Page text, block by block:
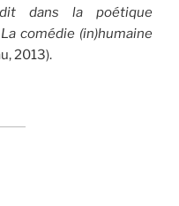
dans la poétique
La comédie (in)humaine
2013).